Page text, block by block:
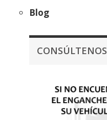
Blog
CONSÚLTENOS